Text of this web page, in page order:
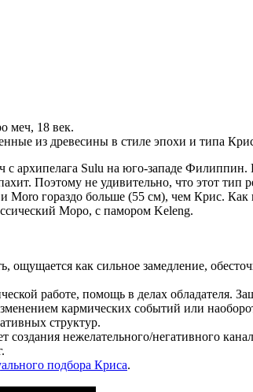
меч, 18 век.
из древесины в стиле эпохи и типа
архипелага Sulu на юго-западе
Поэтому не удивительно, что этот тип
Moro гораздо больше (55 см), чем Крис.
Моро, с памором Keleng.
ощущается как сильное замедление,
работе, помощь в делах обладателя.
кармических событий или
структур.
создания нежелательного/негативного
подбора Криса.